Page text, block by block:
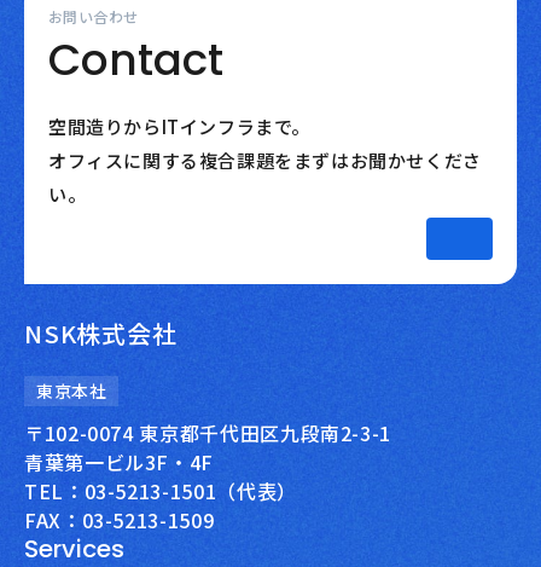
お問い合わせ
Contact
空間造りからITインフラまで。
オフィスに関する複合課題をまずはお聞かせくださ
い。
NSK株式会社
東京本社
〒102-0074 東京都千代田区九段南2-3-1
青葉第一ビル3F・4F
TEL：03-5213-1501（代表）
FAX：03-5213-1509
Services